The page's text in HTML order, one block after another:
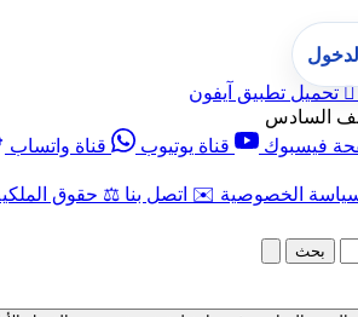
 تحميل تطبيق آيفون
السادس
فيسبوك قناة يوتيوب قناة واتساب
الخصوصية ✉️ اتصل بنا ⚖️ حقوق
بحث